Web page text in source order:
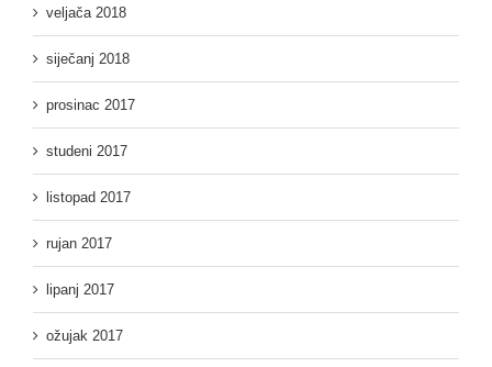
veljača 2018
siječanj 2018
prosinac 2017
studeni 2017
listopad 2017
rujan 2017
lipanj 2017
ožujak 2017